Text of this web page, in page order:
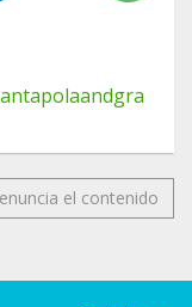
el contenido